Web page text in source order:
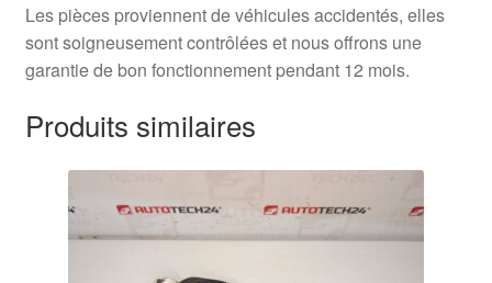
Les pièces proviennent de véhicules accidentés, elles
sont soigneusement contrôlées et nous offrons une
garantie de bon fonctionnement pendant 12 mois.
Produits similaires